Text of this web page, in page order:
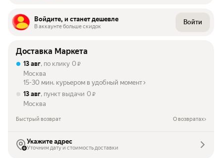
Войдите, и станет дешевле
В аккаунте больше скидок
Войти
Доставка Маркета
13 авг, по клику 0 ₽
Москва
15-30 мин. курьером в удобный момент
13 авг, пункт выдачи 0 ₽
Москва
Быстрый возврат О возвратах
Укажите адрес
Уточним дату и стоимость доставки